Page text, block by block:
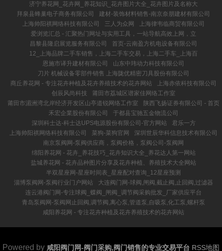
济宁养花网_花卉网_养花知识_花卉图片大全_花卉图片及名称大
拜泉县蜂巢电子商务有限公司
建材-装饰材料销售-南京奈朋建材有限公司
上海帅阳祺网络科技有限公司
三人为众网
上海律韦临商贸有限公司
爱浏览汇总 - 汇聚热门网址与实用工具，一站导航高效上网，立
昌黎县隆启展览服务有限公司
首页-云南盈方机电设备有限公司
12_上海品牌二手车销售，上海二手车交易，上海二手车_上海百
恩施市译升建材有限公司
山东中玮动力科技有限公司
刀片 机械设备零部件销售 上海陇优精密刀具股份有限公司
商丘养花网 - 专注花卉种植及花卉养殖技术的花卉网站
上海赤依科技有限公司
创辰风尚科技
莆田市荔城区谱家佳网络工作室
莆田市湄洲湾北岸经济开发区山亭道锐网络工作室
陕西飞扬证券有限公司 - 首页
禾宏企業股份有限公司
于都县宝驰五金物流公司
深圳科士达-科士达UPS电源股份有限公司-官方网站
君乐一方
上海帅阳祺网络科技有限公司
菜狗-菜狗官网
深圳世辰华科信息技术有限公司
南京泵阀网-泵阀供应商，泵阀价格，泵阀公司-泵阀网
绵阳养花网 - 花卉_养花技巧_花卉知识大全_养花达人第一网站
盐城养花网 - 花卉品种图片分享及花卉种植、养殖技术大全网站
半双星座网-星座时间表_星座配对查询_12星座预测
淄博泵阀网-泵阀行业门户网站
大连阀门网-球阀,闸阀,截止阀,止回阀,过滤器
连云港阀门网-专注球阀_蝶阀_闸阀_调节阀采购批发_厂家供应平台
青岛泵阀网-泵阀网止回阀,调节阀,离心泵,管道泵,自吸泵,化工泵,螺杆泵
咸阳养花网 - 专注花卉种植及花卉养殖技术的花卉网站
Powered by 咸阳阀门网-阀门采购,阀门销售的专业交易平台 RSS地图